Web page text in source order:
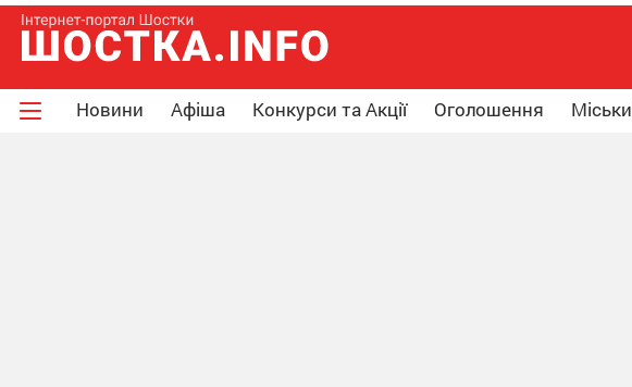
Новини Афіша Конкурси та Акції Оголошення